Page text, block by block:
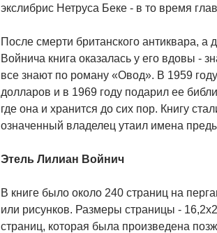
экслибрис Нетруса Беке - в то время
После смерти британского антиквара,
Войнича книга оказалась у его вдовы -
все знают по роману «Овод». В 1959
долларов и в 1969 году подарил ее
где она и хранится до сих пор. Книгу
означенный владелец утаил имена
Этель Лилиан Войнич
В книге было около 240 страниц на
или рисунков. Размеры страницы -
страниц, которая была произведена